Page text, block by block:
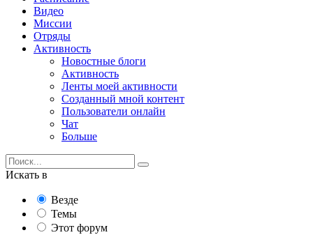
Видео
Миссии
Отряды
Активность
Новостные блоги
Активность
Ленты моей активности
Созданный мной контент
Пользователи онлайн
Чат
Больше
Искать в
Везде
Темы
Этот форум